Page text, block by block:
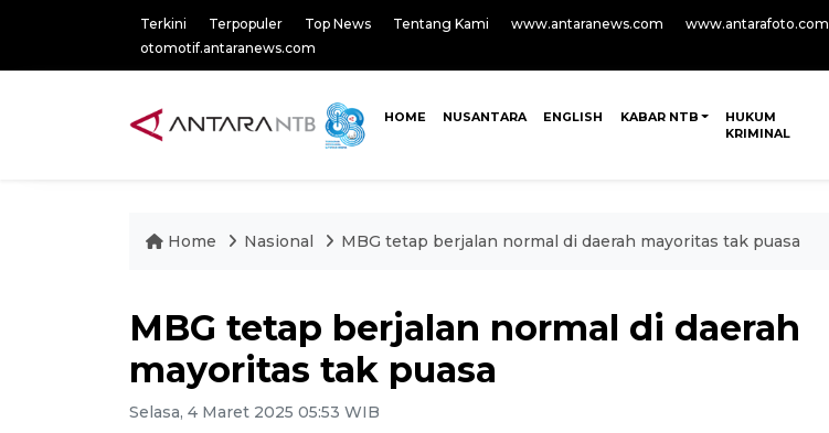
Terkini Terpopuler Top News Tentang Kami www.antaranews.com
www.antarafoto.com
otomotif.antaranews.com
HOME NUSANTARA ENGLISH KABAR NTB
HUKUM
KRIMINAL
Home Nasional MBG tetap berjalan normal di daerah mayoritas tak puasa
MBG tetap berjalan normal di daerah
mayoritas tak puasa
Selasa, 4 Maret 2025 05:53 WIB